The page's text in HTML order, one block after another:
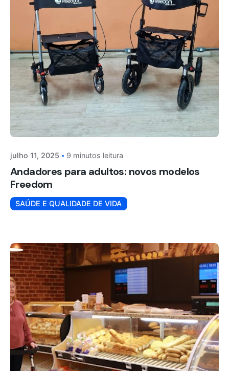
julho 11, 2025 9 minutos leitura
Andadores para adultos: novos modelos
Freedom
SAÚDE E QUALIDADE DE VIDA